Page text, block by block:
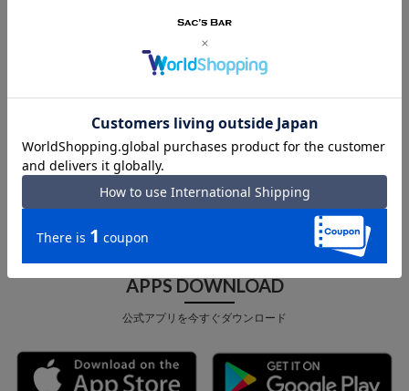
店舗受取 サービス
メルマガ登録で最新情報をお届け
メルマガ登録
APPS DOWNLOAD
公式アプリを今すぐダウンロード